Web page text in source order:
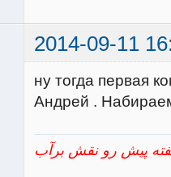
2014-09-11
ну тогда первая
Андрей .